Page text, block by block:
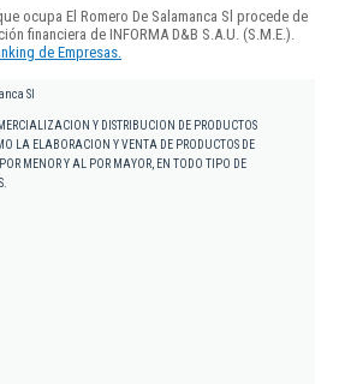
ocupa El Romero De Salamanca Sl procede de
financiera de INFORMA D&B S.A.U. (S.M.E.).
de Empresas.
Sl
Y DISTRIBUCION DE PRODUCTOS
LA ELABORACION Y VENTA DE PRODUCTOS DE
MENOR Y AL POR MAYOR, EN TODO TIPO DE